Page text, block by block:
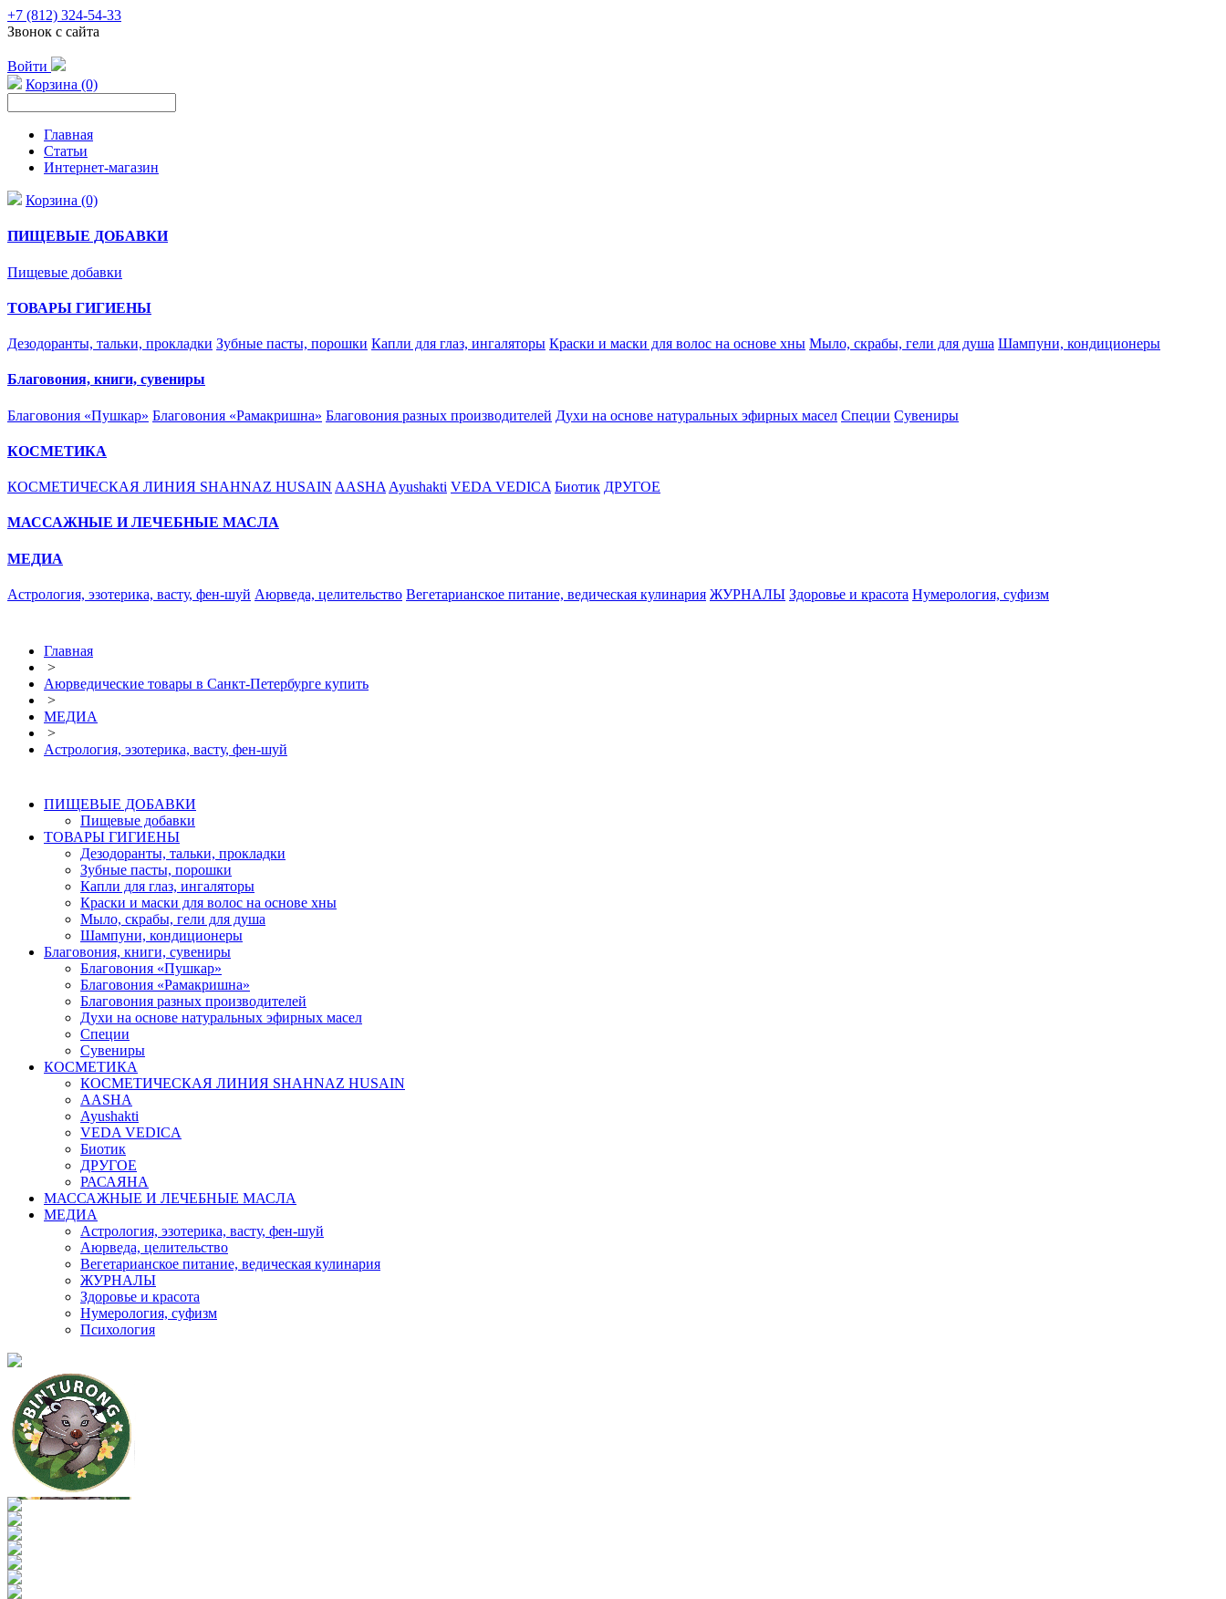
+7 (812) 324-54-33
Звонок с сайта
Войти
Корзина (0)
Главная
Статьи
Интернет-магазин
Корзина (0)
ПИЩЕВЫЕ ДОБАВКИ
Пищевые добавки
ТОВАРЫ ГИГИЕНЫ
Дезодоранты, тальки, прокладки Зубные пасты, порошки Капли для глаз, ингаляторы Краски и маски для волос на основе хны Мыло, скрабы, гели для душа Шампуни, кондиционеры
Благовония, книги, сувениры
Благовония «Пушкар» Благовония «Рамакришна» Благовония разных производителей Духи на основе натуральных эфирных масел Специи Сувениры
КОСМЕТИКА
КОСМЕТИЧЕСКАЯ ЛИНИЯ SHAHNAZ HUSAIN AASHA Ayushakti VEDA VEDICA Биотик ДРУГОЕ
МАССАЖНЫЕ И ЛЕЧЕБНЫЕ МАСЛА
МЕДИА
Астрология, эзотерика, васту, фен-шуй Аюрведа, целительство Вегетарианское питание, ведическая кулинария ЖУРНАЛЫ Здоровье и красота Нумерология, суфизм
Главная
>
Аюрведические товары в Санкт-Петербурге купить
>
МЕДИА
>
Астрология, эзотерика, васту, фен-шуй
ПИЩЕВЫЕ ДОБАВКИ
Пищевые добавки
ТОВАРЫ ГИГИЕНЫ
Дезодоранты, тальки, прокладки
Зубные пасты, порошки
Капли для глаз, ингаляторы
Краски и маски для волос на основе хны
Мыло, скрабы, гели для душа
Шампуни, кондиционеры
Благовония, книги, сувениры
Благовония «Пушкар»
Благовония «Рамакришна»
Благовония разных производителей
Духи на основе натуральных эфирных масел
Специи
Сувениры
КОСМЕТИКА
КОСМЕТИЧЕСКАЯ ЛИНИЯ SHAHNAZ HUSAIN
AASHA
Ayushakti
VEDA VEDICA
Биотик
ДРУГОЕ
РАСАЯНА
МАССАЖНЫЕ И ЛЕЧЕБНЫЕ МАСЛА
МЕДИА
Астрология, эзотерика, васту, фен-шуй
Аюрведа, целительство
Вегетарианское питание, ведическая кулинария
ЖУРНАЛЫ
Здоровье и красота
Нумерология, суфизм
Психология